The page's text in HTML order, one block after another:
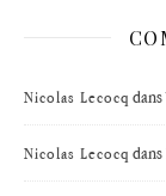
Nicolas Lecocq dans
Nicolas Lecocq dans